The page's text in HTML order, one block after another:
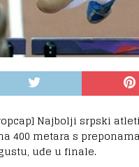
Najbolji srpski
400 metara s
uđe u finale.